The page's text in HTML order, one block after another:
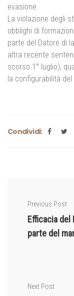
evasione.
La violazione degli
obblighi di
parte del Datore di
altra recente
scorso 1° luglio),
la configurabilità
Condividi:
Previous Post
Efficacia
parte del
Next Post